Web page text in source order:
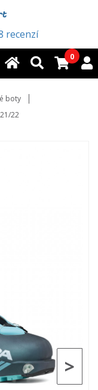
recenzí
0
boty
22
>